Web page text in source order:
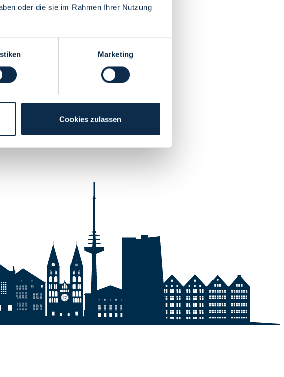
oder die sie im Rahmen Ihrer Nutzung
Marketing
Cookies zulassen